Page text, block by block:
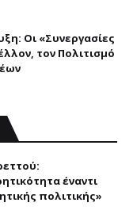
Οι «Συνεργασίες
τον Πολιτισμό
έναντι
πολιτικής»